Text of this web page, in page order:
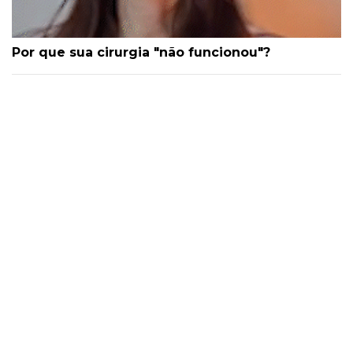
Por que sua cirurgia "não funcionou"?